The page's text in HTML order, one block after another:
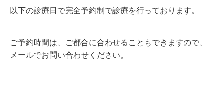
以下の診療日で完全予約制で診療を行っております。
ご予約時間は、ご都合に合わせることもできますので、
メールでお問い合わせください。